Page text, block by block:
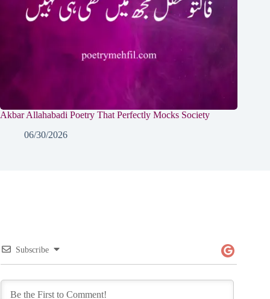
Akbar Allahabadi Poetry That Perfectly Mocks Society
06/30/2026
Subscribe